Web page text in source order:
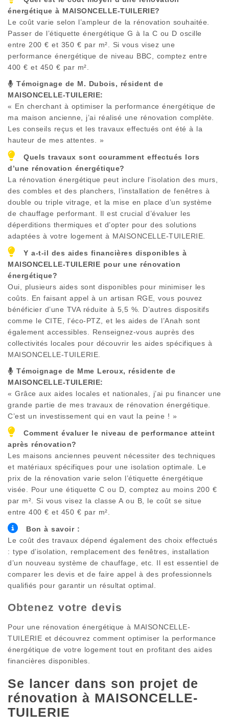
énergétique à MAISONCELLE-TUILERIE?
Le coût varie selon l’ampleur de la rénovation souhaitée.
Passer de l’étiquette énergétique G à la C ou D oscille
entre 200 € et 350 € par m². Si vous visez une
performance énergétique de niveau BBC, comptez entre
400 € et 450 € par m².
Témoignage de M. Dubois, résident de
MAISONCELLE-TUILERIE:
« En cherchant à optimiser la performance énergétique de
ma maison ancienne, j’ai réalisé une rénovation complète.
Les conseils reçus et les travaux effectués ont été à la
hauteur de mes attentes. »
Quels travaux sont couramment effectués lors
d’une rénovation énergétique?
La rénovation énergétique peut inclure l’isolation des murs,
des combles et des planchers, l’installation de fenêtres à
double ou triple vitrage, et la mise en place d’un système
de chauffage performant. Il est crucial d’évaluer les
déperditions thermiques et d’opter pour des solutions
adaptées à votre logement à MAISONCELLE-TUILERIE
Y a-t-il des aides financières disponibles à
MAISONCELLE-TUILERIE pour une rénovation
énergétique?
Oui, plusieurs aides sont disponibles pour minimiser les
coûts. En faisant appel à un artisan RGE, vous pouvez
bénéficier d’une TVA réduite à 5,5 %. D’autres dispositifs
comme le CITE, l’éco-PTZ, et les aides de l’Anah sont
également accessibles. Renseignez-vous auprès des
collectivités locales pour découvrir les aides spécifiques à
MAISONCELLE-TUILERIE
Témoignage de Mme Leroux, résidente de
MAISONCELLE-TUILERIE:
« Grâce aux aides locales et nationales, j’ai pu financer une
grande partie de mes travaux de rénovation énergétique.
C’est un investissement qui en vaut la peine ! »
Comment évaluer le niveau de performance atteint
après rénovation?
Les maisons anciennes peuvent nécessiter des techniques
et matériaux spécifiques pour une isolation optimale. Le
prix de la rénovation varie selon l’étiquette énergétique
visée. Pour une étiquette C ou D, comptez au moins 200 €
par m². Si vous visez la classe A ou B, le coût se situe
entre 400 € et 450 € par m².
Bon à savoir :
Le coût des travaux dépend également des choix effectués
: type d’isolation, remplacement des fenêtres, installation
d’un nouveau système de chauffage, etc. Il est essentiel de
comparer les devis et de faire appel à des professionnels
qualifiés pour garantir un résultat optimal.
Obtenez votre devis
Pour une rénovation énergétique à MAISONCELLE-
TUILERIE et découvrez comment optimiser la performance
énergétique de votre logement tout en profitant des aides
financières disponibles.
Se lancer dans son projet de
rénovation à MAISONCELLE-
TUILERIE